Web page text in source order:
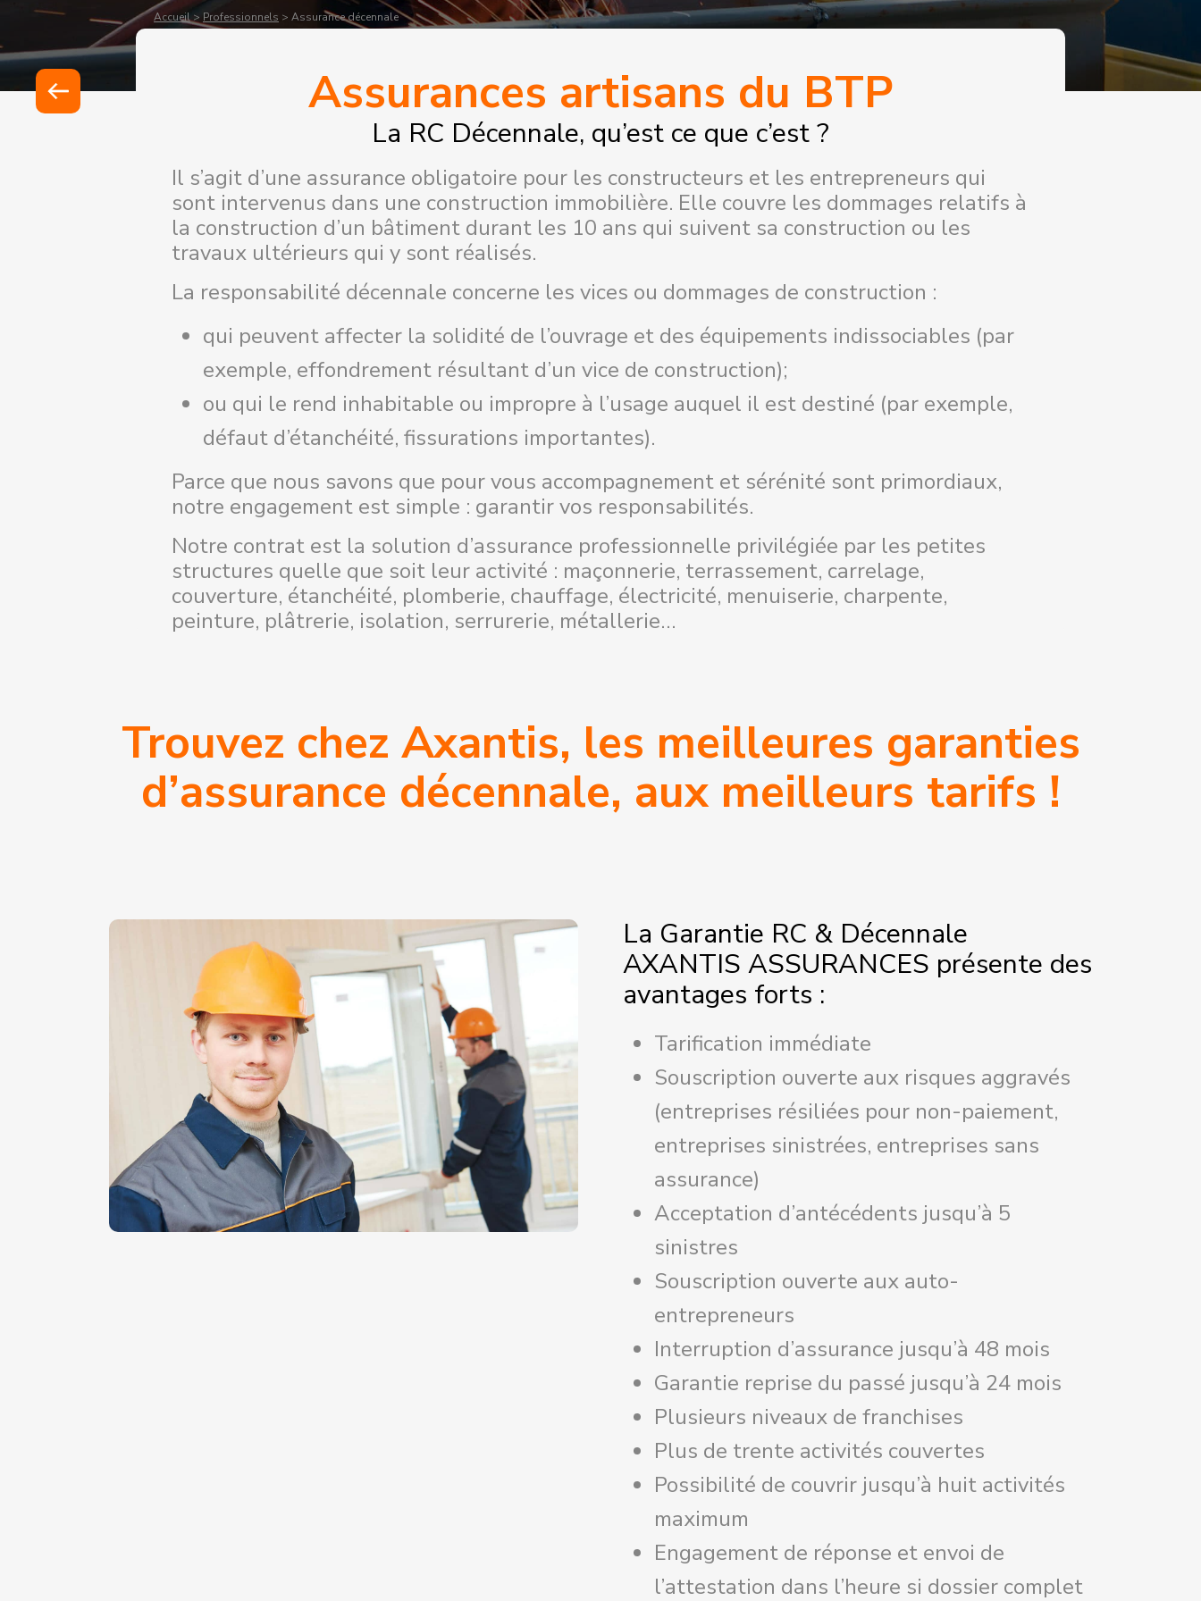
Accueil> Professionnels > Assurance décennale
Assurances artisans du BTP
La RC Décennale, qu’est ce que c’est ?
Il s’agit d’une assurance obligatoire pour les constructeurs et les entrepreneurs qui
sont intervenus dans une construction immobilière. Elle couvre les dommages relatifs à
la construction d’un bâtiment durant les 10 ans qui suivent sa construction ou les
travaux ultérieurs qui y sont réalisés.
La responsabilité décennale concerne les vices ou dommages de construction :
qui peuvent affecter la solidité de l’ouvrage et des équipements indissociables (par
exemple, effondrement résultant d’un vice de construction);
ou qui le rend inhabitable ou impropre à l’usage auquel il est destiné (par exemple,
défaut d’étanchéité, fissurations importantes).
Parce que nous savons que pour vous accompagnement et sérénité sont primordiaux,
notre engagement est simple : garantir vos responsabilités.
Notre contrat est la solution d’assurance professionnelle privilégiée par les petites
structures quelle que soit leur activité : maçonnerie, terrassement, carrelage,
couverture, étanchéité, plomberie, chauffage, électricité, menuiserie, charpente,
peinture, plâtrerie, isolation, serrurerie, métallerie…
Trouvez chez Axantis, les meilleures garanties
d’assurance décennale, aux meilleurs tarifs !
La Garantie RC & Décennale
AXANTIS ASSURANCES présente des
avantages forts :
Tarification immédiate
Souscription ouverte aux risques aggravés
(entreprises résiliées pour non-paiement,
entreprises sinistrées, entreprises sans
assurance)
Acceptation d’antécédents jusqu’à 5
sinistres
Souscription ouverte aux auto-
entrepreneurs
Interruption d’assurance jusqu’à 48 mois
Garantie reprise du passé jusqu’à 24 mois
Plusieurs niveaux de franchises
Plus de trente activités couvertes
Possibilité de couvrir jusqu’à huit activités
maximum
Engagement de réponse et envoi de
l’attestation dans l’heure si dossier complet
Demande de rappel
BASÉ EN FRANCE, UN CONSEILLER VOUS RAPPELLE SOUS
24H POUR PRENDRE RENDEZ-VOUS AVEC VOUS !
*
Téléphone
*